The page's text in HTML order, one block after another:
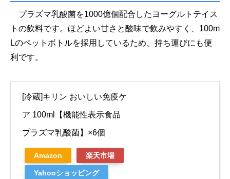
プラズマ乳酸菌を1000億個配合したヨーグルトテイス
トの飲料です。ほどよい甘さと酸味で飲みやすく、100m​​
Lのペットボトルを採用しているため、持ち運びにも便
利です。
[冷蔵]キリン おいしい免疫ケ
ア 100ml【機能性表示食品
プラズマ乳酸菌】×6個
Amazon 楽天市場
Yahooショッピング